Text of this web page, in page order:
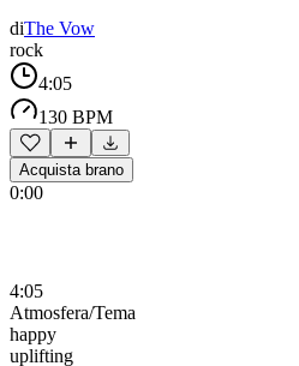
diThe Vow
rock
4:05
130 BPM
Acquista brano
0:00
4:05
Atmosfera/Tema
happy
uplifting